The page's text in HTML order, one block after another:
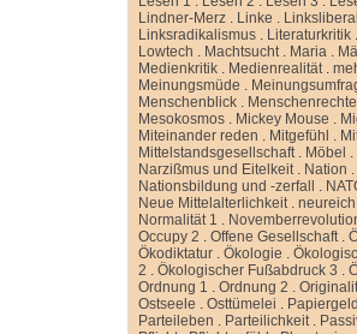
Lindner-Merz . Linke .
Linksradikalismus . Literaturkritik .
Lowtech . Machtsucht. Maria .
Medienkritik . Medienrealität.
Meinungsmüde .
Menschenblick . Menschenrechte
Mesokosmos . Mickey Mouse .
Miteinander reden . Mitgefühl .
Mittelstandsgesellschaft. Möbel .
Narzißmus und Eitelkeit. Nation .
Nationsbildung und -zerfall
.
Neue Mittelalterlichkeit.neureich
Normalität 1 .
Occupy 2 .Offene Gesellschaft.
Ökodiktatur .Ökologie .
2 .Ökologischer Fußabdruck 3 .
Ordnung 1 .Ordnung 2 .
Ostseele .Osttümelei . Papiergeld
Parteileben . Parteilichkeit.